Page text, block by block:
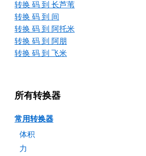
转换 码 到 长芦苇
转换 码 到 间
转换 码 到 阿托米
转换 码 到 阿朋
转换 码 到 飞米
所有转换器
常用转换器
体积
力